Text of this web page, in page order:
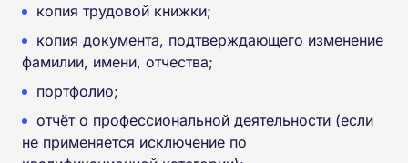
копия трудовой книжки;
копия документа, подтверждающего изменение
фамилии, имени, отчества;
портфолио;
отчёт о профессиональной деятельности (если
не применяется исключение по